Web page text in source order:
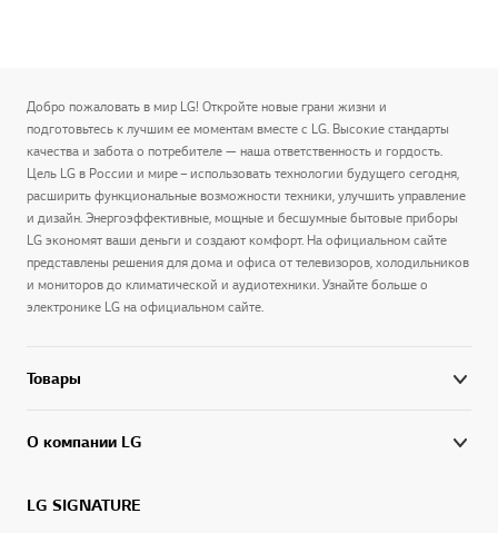
Добро пожаловать в мир LG! Откройте новые грани жизни и
подготовьтесь к лучшим ее моментам вместе с LG. Высокие стандарты
качества и забота о потребителе — наша ответственность и гордость.
Цель LG в России и мире – использовать технологии будущего сегодня,
расширить функциональные возможности техники, улучшить управление
и дизайн. Энергоэффективные, мощные и бесшумные бытовые приборы
LG экономят ваши деньги и создают комфорт. На официальном сайте
представлены решения для дома и офиса от телевизоров, холодильников
и мониторов до климатической и аудиотехники. Узнайте больше о
электронике LG на официальном сайте.
Товары
О компании LG
LG SIGNATURE